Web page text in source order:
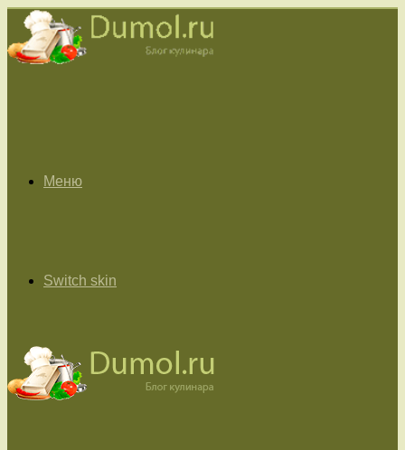
Меню
Switch skin